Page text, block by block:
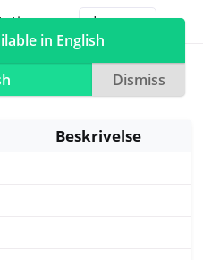
Beskrivelse
in English
Dismiss